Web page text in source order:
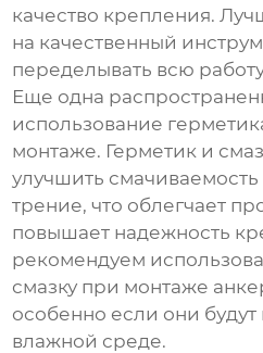
качество крепления.
на качественный
переделывать всю
Еще одна
использование
монтаже. Герметик и
улучшить
трение, что облегчает
повышает надежность
рекомендуем
смазку при монтаже
особенно если они будут
влажной среде.